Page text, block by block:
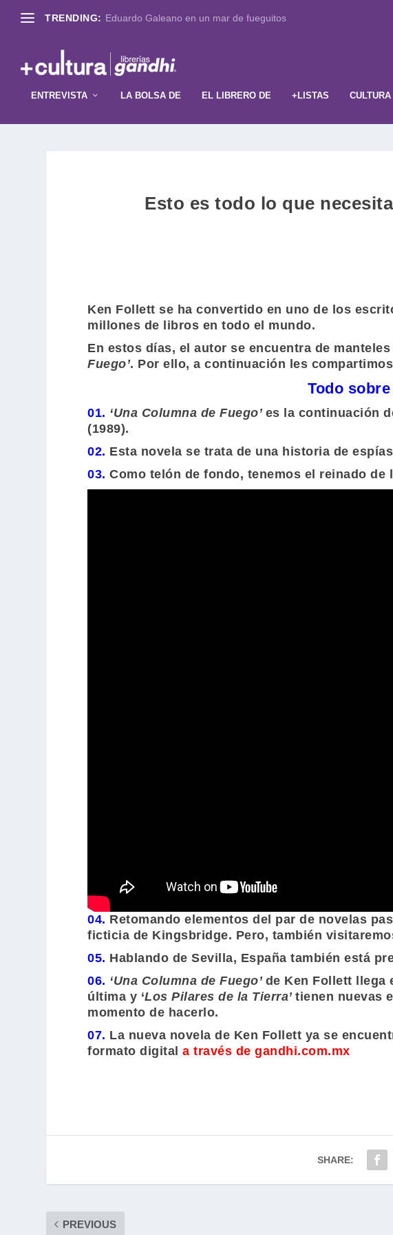
TRENDING: Eduardo Galeano en un mar de fueguitos
ENTREVISTA LA BOLSA DE EL LIBRERO DE +LISTAS CULTURA
Esto es todo lo que
Ken Follett se ha convertido en uno de los
millones de libros en todo el mundo.
En estos días, el autor se encuentra de
Fuego’. Por ello, a continuación les
Todo
01. ‘Una Columna de Fuego’ es la continuación
(1989).
02. Esta novela se trata de una historia de
03. Como telón de fondo, tenemos el reinado
04. Retomando elementos del par de novelas
ficticia de Kingsbridge. Pero, también
05. Hablando de Sevilla, España también está
06. ‘Una Columna de Fuego’ de Ken Follett llega
última y ‘Los Pilares de la Tierra’ tienen nuevas
momento de hacerlo.
07. La nueva novela de Ken Follett ya se
formato digitala través de gandhi.com.mx
SHARE:
PREVIOUS